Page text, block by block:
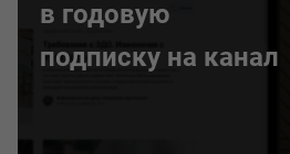
в годовую
подписку на канал